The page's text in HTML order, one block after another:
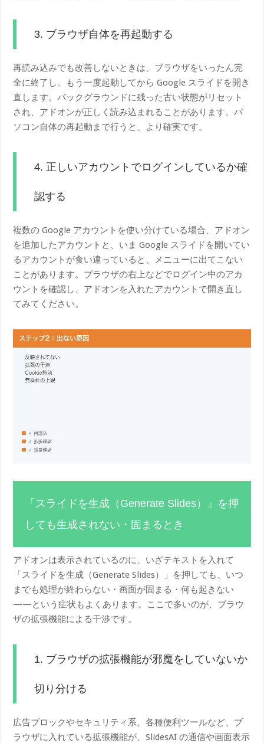
3. ブラウザ自体を再起動する
再読み込みでも改善しないときは、ブラウザをいったん完
全に終了し、もう一度起動してから Google スライドを開き
直します。バックグラウンドに残った古い状態がリセット
され、アドオンが正しく読み込まれることがあります。パ
ソコン自体の再起動まで行うと、より確実です。
4. 正しいアカウントでログインしているか確
認する
複数の Google アカウントを使い分けている場合、アドオン
を追加したアカウントと、いま Google スライドを開いてい
るアカウントが食い違っていると、メニューに出てこない
ことがあります。ブラウザの右上などでログイン中のアカ
ウントを確認し、アドオンを入れたアカウントで開き直し
てみてください。
「スライドを生成（Generate Slides）」を押
しても生成されない・固まるとき
アドオンは表示されているのに、いざテキストを入れて
「スライドを生成（Generate Slides）」を押しても、いつ
までも処理が終わらない・画面が固まる・何も起きない
——という症状もよくあります。ここで多いのが、ブラウ
ザの拡張機能による干渉です。
1. ブラウザの拡張機能が邪魔をしていないか
切り分ける
広告ブロックやセキュリティ系、各種便利ツールなど、ブ
ラウザに入れている拡張機能が、SlidesAI の通信や画面表示